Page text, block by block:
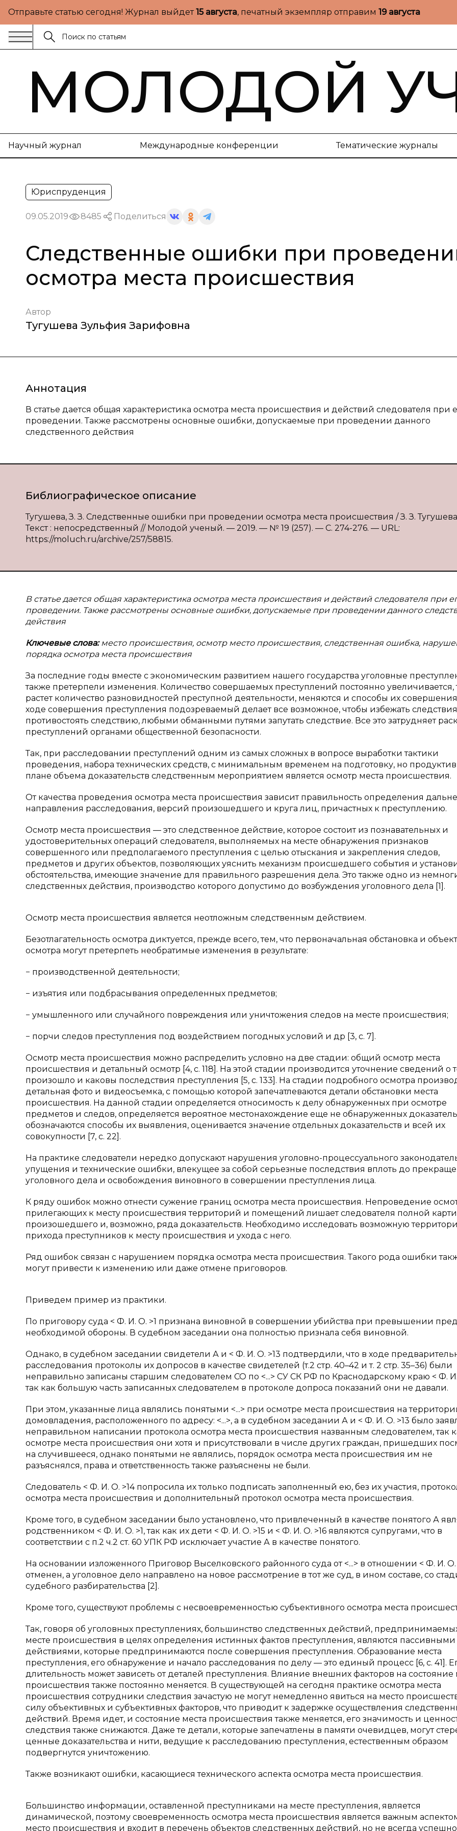
Отправьте статью сегодня! Журнал выйдет15 августа, печатный экземпляр отправим 19 августа
МОЛОДОЙ
Научный журнал Международные конференции Тематические журналы
Юриспруденция
09.05.2019 8485 Поделиться
Следственные ошибки при
осмотра места происшествия
Автор
Тугушева Зульфия Зарифовна
Аннотация
В статье дается общая характеристика осмотра места происшествия и действий следователя при
проведении. Также рассмотрены основные ошибки, допускаемые при проведении данного
следственного действия
Библиографическое описание
Тугушева, З. З. Следственные ошибки при проведении осмотра места происшествия / З. З.
Текст : непосредственный // Молодой ученый. — 2019. — № 19 (257). — С. 274-276. — URL:
https://moluch.ru/archive/257/58815.
В статье дается общая характеристика осмотра места происшествия и действий следователя при
проведении. Также рассмотрены основные ошибки, допускаемые при проведении данного
действия
Ключевые слова:место происшествия, осмотр место происшествия, следственная ошибка,
порядка осмотра места происшествия
За последние годы вместе с экономическим развитием нашего государства уголовные
также претерпели изменения. Количество совершаемых преступлений постоянно увеличивается,
растет количество разновидностей преступной деятельности, меняются и способы их
ходе совершения преступления подозреваемый делает все возможное, чтобы избежать
противостоять следствию, любыми обманными путями запутать следствие. Все это затрудняет
преступлений органами общественной безопасности.
Так, при расследовании преступлений одним из самых сложных в вопросе выработки тактики
проведения, набора технических средств, с минимальным временем на подготовку, но
плане объема доказательств следственным мероприятием является осмотр места происшествия.
От качества проведения осмотра места происшествия зависит правильность определения
направления расследования, версий произошедшего и круга лиц, причастных к преступлению.
Осмотр места происшествия — это следственное действие, которое состоит из познавательных и
удостоверительных операций следователя, выполняемых на месте обнаружения признаков
совершенного или предполагаемого преступления с целью отыскания и закрепления следов,
предметов и других объектов, позволяющих уяснить механизм происшедшего события и
обстоятельства, имеющие значение для правильного разрешения дела. Это также одно из
следственных действия, производство которого допустимо до возбуждения уголовного дела [1].
Осмотр места происшествия является неотложным следственным действием.
Безотлагательность осмотра диктуется, прежде всего, тем, что первоначальная обстановка и
осмотра могут претерпеть необратимые изменения в результате:
− производственной деятельности;
− изъятия или подбрасывания определенных предметов;
− умышленного или случайного повреждения или уничтожения следов на месте происшествия;
− порчи следов преступления под воздействием погодных условий и др [3, с. 7].
Осмотр места происшествия можно распределить условно на две стадии: общий осмотр места
происшествия и детальный осмотр [4, с. 118]. На этой стадии производится уточнение сведений о
произошло и каковы последствия преступления [5, с. 133]. На стадии подробного осмотра
детальная фото и видеосъемка, с помощью которой запечатлеваются детали обстановки места
происшествия. На данной стадии определяется относимость к делу обнаруженных при осмотре
предметов и следов, определяется вероятное местонахождение еще не обнаруженных
обозначаются способы их выявления, оценивается значение отдельных доказательств и всей их
совокупности [7, с. 22].
На практике следователи нередко допускают нарушения уголовно-процессуального
упущения и технические ошибки, влекущее за собой серьезные последствия вплоть до
уголовного дела и освобождения виновного в совершении преступления лица.
К ряду ошибок можно отнести сужение границ осмотра места происшествия. Непроведение
прилегающих к месту происшествия территорий и помещений лишает следователя полной
произошедшего и, возможно, ряда доказательств. Необходимо исследовать возможную
прихода преступников к месту происшествия и ухода с него.
Ряд ошибок связан с нарушением порядка осмотра места происшествия. Такого рода ошибки
могут привести к изменению или даже отмене приговоров.
Приведем пример из практики.
По приговору суда < Ф. И. О. >1 признана виновной в совершении убийства при превышении
необходимой обороны. В судебном заседании она полностью признала себя виновной.
Однако, в судебном заседании свидетели А и < Ф. И. О. >13 подтвердили, что в ходе
расследования протоколы их допросов в качестве свидетелей (т.2 стр. 40–42 и т. 2 стр. 35–36) были
неправильно записаны старшим следователем СО по <...> СУ СК РФ по Краснодарскому краю < Ф. И.
так как большую часть записанных следователем в протоколе допроса показаний они не давали.
При этом, указанные лица являлись понятыми <...> при осмотре места происшествия на
домовладения, расположенного по адресу: <...>, а в судебном заседании А и < Ф. И. О. >13 было
неправильном написании протокола осмотра места происшествия названным следователем, так
осмотре места происшествия они хотя и присутствовали в числе других граждан, пришедших
на случившееся, однако понятыми не являлись, порядок осмотра места происшествия им не
разъяснялся, права и ответственность также разъяснены не были.
Следователь < Ф. И. О. >14 попросила их только подписать заполненный ею, без их участия,
осмотра места происшествия и дополнительный протокол осмотра места происшествия.
Кроме того, в судебном заседании было установлено, что привлеченный в качестве понятого А
родственником < Ф. И. О. >1, так как их дети < Ф. И. О. >15 и < Ф. И. О. >16 являются супругами, что в
соответствии с п.2 ч.2 ст. 60 УПК РФ исключает участие А в качестве понятого.
На основании изложенного Приговор Выселковского районного суда от <...> в отношении < Ф. И. О.
отменен, а уголовное дело направлено на новое рассмотрение в тот же суд, в ином составе, со
судебного разбирательства [2].
Кроме того, существуют проблемы с несвоевременностью субъективного осмотра места
Так, говоря об уголовных преступлениях, большинство следственных действий,
месте происшествия в целях определения истинных фактов преступления, являются пассивными
действиями, которые предпринимаются после совершения преступления. Образование места
преступления, его обнаружение и начало расследования по делу — это единый процесс [6, с. 41].
длительность может зависеть от деталей преступления. Влияние внешних факторов на состояние
происшествия также постоянно меняется. В существующей на сегодня практике осмотра места
происшествия сотрудники следствия зачастую не могут немедленно явиться на место
силу объективных и субъективных факторов, что приводит к задержке осуществления
действий. Время идет, и состояние места происшествия также меняется, его значимость и
следствия также снижаются. Даже те детали, которые запечатлены в памяти очевидцев, могут
ценные доказательства и нити, ведущие к расследованию преступления, естественным образом
подвергнутся уничтожению.
Также возникают ошибки, касающиеся технического аспекта осмотра места происшествия.
Большинство информации, оставленной преступниками на месте преступления, является
динамической, поэтому своевременность осмотра места происшествия является важным
место происшествия и входит в перечень объектов следственных действий, но не всегда успешно